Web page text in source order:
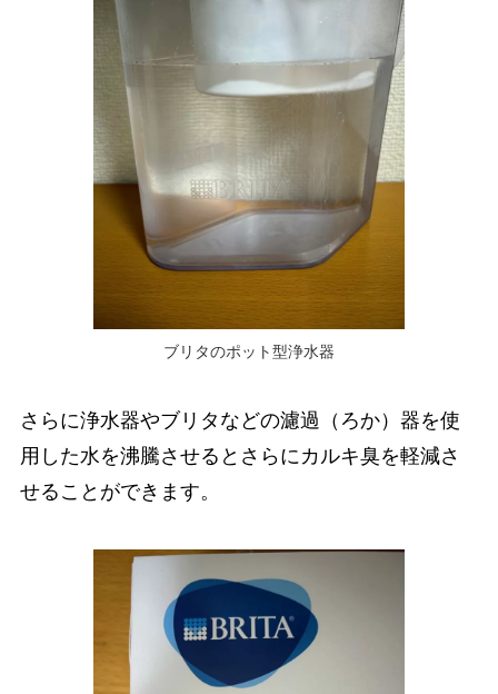
ブリタのポット型浄水器
さらに浄水器やブリタなどの濾過（ろか）器を使
用した水を沸騰させるとさらにカルキ臭を軽減さ
せることができます。